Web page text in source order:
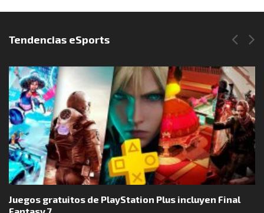
Síguenos en Instagram
Tendencias eSports
Juegos gratuitos de PlayStation Plus incluyen Final